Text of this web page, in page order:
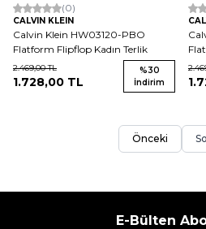
(0)
CALVIN KLEIN
Calvin Klein HW03120-PBO
Flatform Flipflop Kadın Terlik
2.469,00TL
1.728,00 TL
%30
İndirim
Önceki
E-Bülten